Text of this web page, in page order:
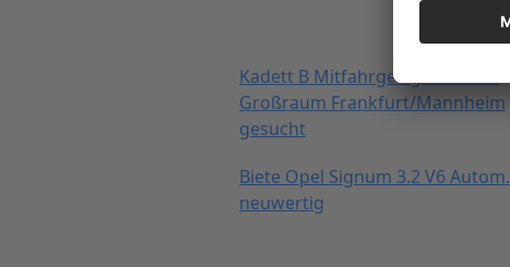
Kadett B Mitfahrgelegenheit im
Großraum Frankfurt/Mannheim
gesucht
Biete Opel Signum 3.2 V6 Autom.
neuwertig